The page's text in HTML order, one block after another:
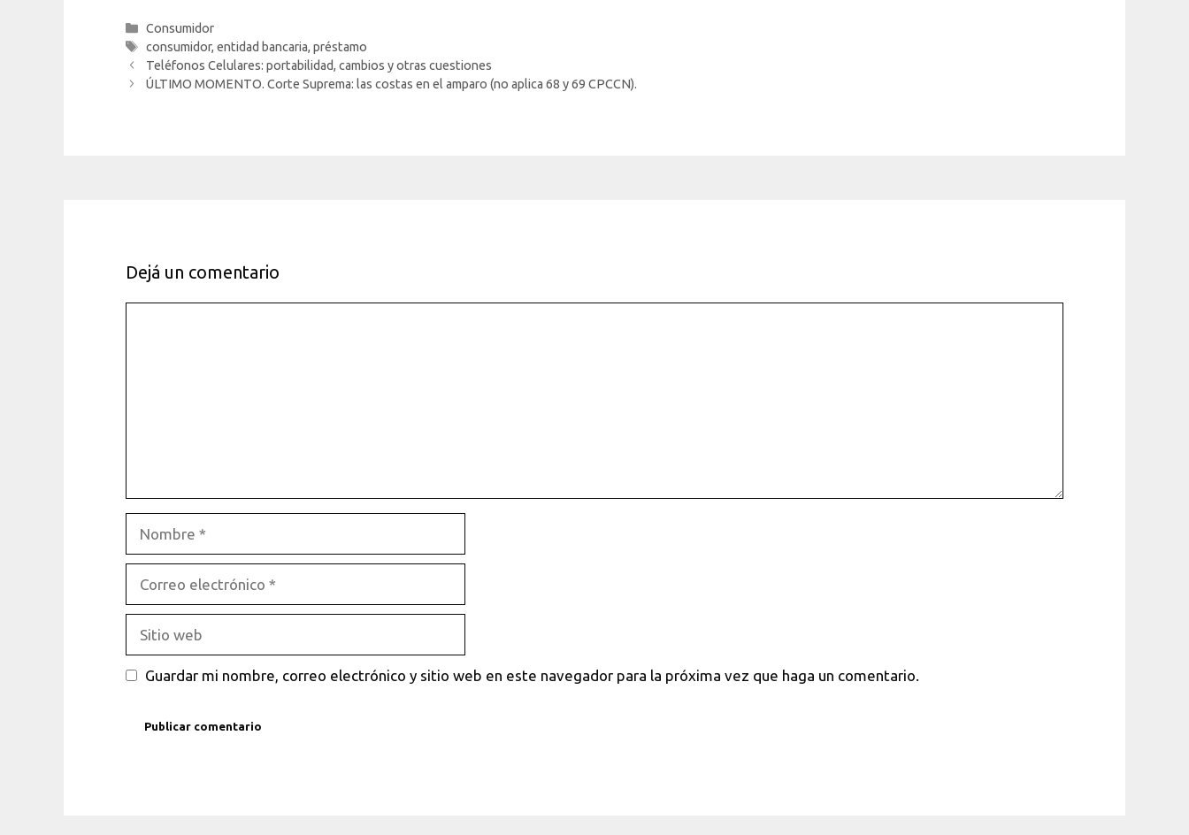
Categorías
Consumidor
Etiquetas
consumidor,entidad bancaria,préstamo
Teléfonos Celulares: portabilidad, cambios y otras cuestiones
ÚLTIMO MOMENTO. Corte Suprema: las costas en el amparo (no aplica 68 y 69 CPCCN).
Dejá un comentario
electrónico
web
Guardar mi nombre, correo electrónico y sitio web en este navegador para la próxima vez que haga un comentario.